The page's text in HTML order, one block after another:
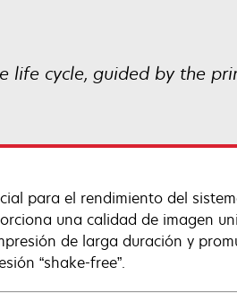
life cycle, guided by the
para el rendimiento del
una calidad de imagen
de larga duración y
“shake-free”.